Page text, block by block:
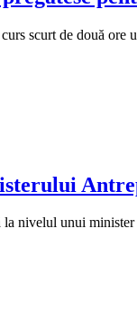
scurt de două
nivelul unui